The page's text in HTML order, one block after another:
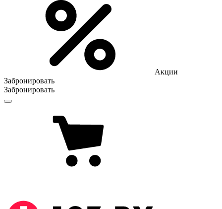
Акции
Забронировать
Забронировать